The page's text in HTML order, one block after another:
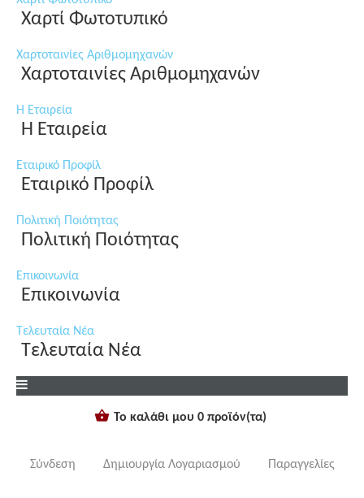
Χαρτί Φωτοτυπικό
Χαρτοταινίες Αριθμομηχανών
Χαρτοταινίες Αριθμομηχανών
Η Εταιρεία
Η Εταιρεία
Εταιρικό Προφίλ
Εταιρικό Προφίλ
Πολιτική Ποιότητας
Πολιτική Ποιότητας
Επικοινωνία
Επικοινωνία
Τελευταία Νέα
Τελευταία Νέα
Το καλάθι μου 0 προϊόν(τα)
Σύνδεση Δημιουργία Λογαριασμού Παραγγελίες